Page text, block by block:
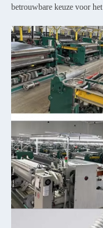
betrouwbare keuze voor